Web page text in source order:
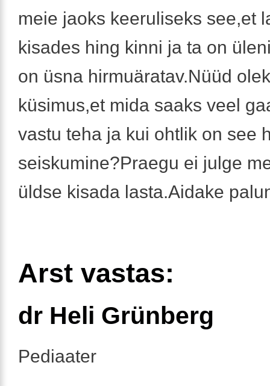
meie jaoks keeruliseks see,et
kisades hing kinni ja ta on
on üsna hirmuäratav.Nüüd
küsimus,et mida saaks veel
vastu teha ja kui ohtlik on see
seiskumine?Praegu ei julge
üldse kisada lasta.Aidake
Arst vastas:
dr Heli Grünberg
Pediaater